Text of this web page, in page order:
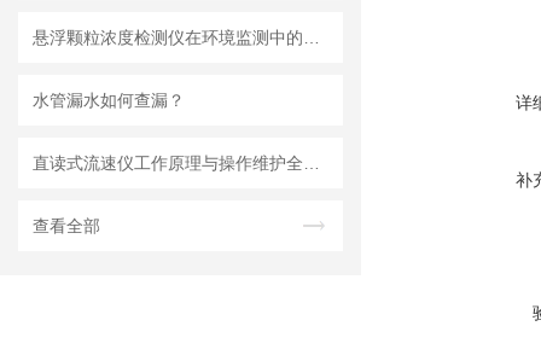
水管漏水如何查漏？
查看全部
详
补